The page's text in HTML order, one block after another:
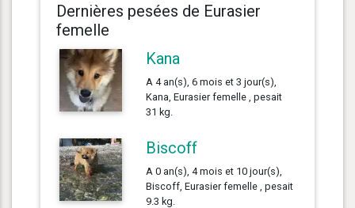
Dernières pesées de Eurasier
femelle
Kana
A 4 an(s), 6 mois et 3 jour(s),
Kana, Eurasier femelle , pesait
31 kg.
Biscoff
A 0 an(s), 4 mois et 10 jour(s),
Biscoff, Eurasier femelle , pesait
9.3 kg.